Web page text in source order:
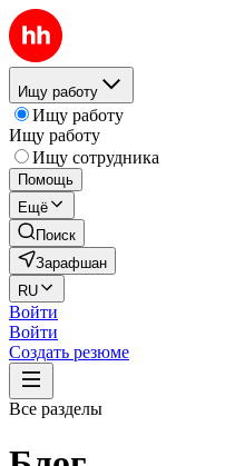
Ищу работу
Ищу работу
Ищу работу
Ищу сотрудника
Помощь
Ещё
Поиск
Зарафшан
RU
Войти
Войти
Создать резюме
Все разделы